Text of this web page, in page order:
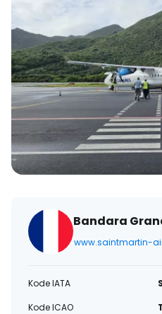
Bandara
www.saintmartin-
Kode IATA
Kode ICAO